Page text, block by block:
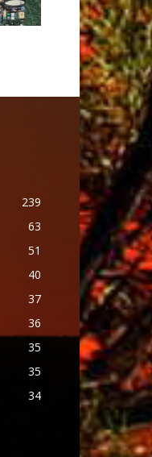
239
63
51
40
37
36
35
35
34